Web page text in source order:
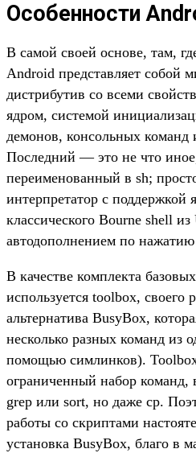
Особенности
В самой своей основе, там,
Android представляет собой
дистрибутив со всеми
ядром, системой
демонов, консольных
Последний — это не что
переименованный в sh;
интерпретатор с поддержкой
классического Bourne shell
автодополнением по нажатию
В качестве комплекта
используется toolbox, своего
альтернатива BusyBox,
несколько разных команд из
помощью симлинков).
ограниченный набор команд,
grep или sort, но даже cp.
работы со скриптами
установка BusyBox, благо в